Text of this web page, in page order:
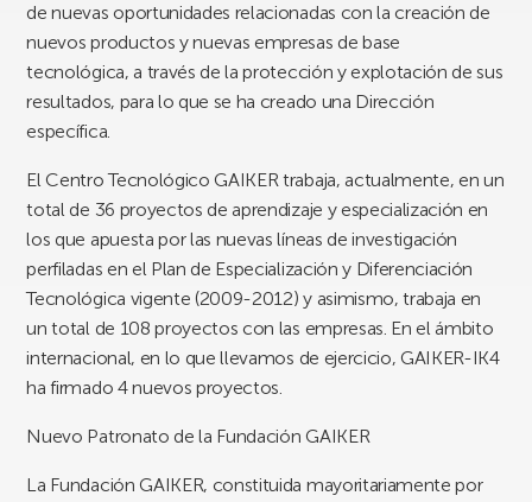
de nuevas oportunidades relacionadas con la creación de
nuevos productos y nuevas empresas de base
tecnológica, a través de la protección y explotación de sus
resultados, para lo que se ha creado una Dirección
específica.
El Centro Tecnológico GAIKER trabaja, actualmente, en un
total de 36 proyectos de aprendizaje y especialización en
los que apuesta por las nuevas líneas de investigación
perfiladas en el Plan de Especialización y Diferenciación
Tecnológica vigente (2009-2012) y asimismo, trabaja en
un total de 108 proyectos con las empresas. En el ámbito
internacional, en lo que llevamos de ejercicio, GAIKER-IK4
ha firmado 4 nuevos proyectos.
Nuevo Patronato de la Fundación GAIKER
La Fundación GAIKER, constituida mayoritariamente por